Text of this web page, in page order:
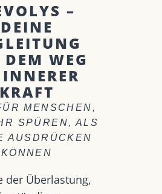
–
DEINE
WEG
KRAFT
MENSCHEN,
SPÜREN, ALS
AUSDRÜCKEN
KÖNNEN
der Überlastung,